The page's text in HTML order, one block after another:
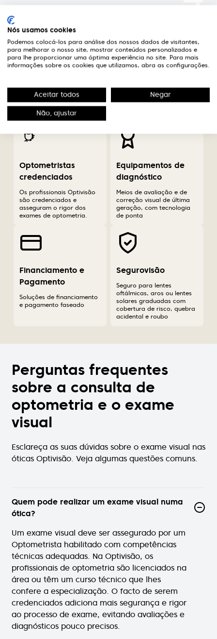
credenciado que aconselhará a melhor solução
para o seu caso.
visual
Optometristas
credenciados
Os profissionais Optivisão
são credenciados e
asseguram o rigor dos
exames de optometria.
Equipamentos de
diagnóstico
Meios de avaliação e de
correção visual de última
geração, com tecnologia
de ponta
Financiamento e
Pagamento
Soluções de financiamento
e pagamento faseado
Segurovisão
Seguro para lentes
oftálmicas, aros ou lentes
solares graduadas com
cobertura de risco, quebra
acidental e roubo
Perguntas frequentes
sobre a consulta de
optometria e o exame
visual
Esclareça as suas dúvidas sobre o exame visual nas
óticas Optivisão. Veja algumas questões comuns.
Quem pode realizar um exame visual numa
ótica?
Um exame visual deve ser assegurado por um
Optometrista habilitado com competências
técnicas adequadas. Na Optivisão, os
profissionais de optometria são licenciados na
área ou têm um curso técnico que lhes
confere a especialização. O facto de serem
credenciados adiciona mais segurança e rigor
ao processo de exame, evitando avaliações e
diagnósticos pouco precisos.
Nós usamos cookies
Podemos colocá-los para análise dos nossos dados de visitantes,
para melhorar o nosso site, mostrar conteúdos personalizados e
para lhe proporcionar uma óptima experiência no site. Para mais
informações sobre os cookies que utilizamos, abra as configurações.
Aceitar todos Negar
Não, ajustar